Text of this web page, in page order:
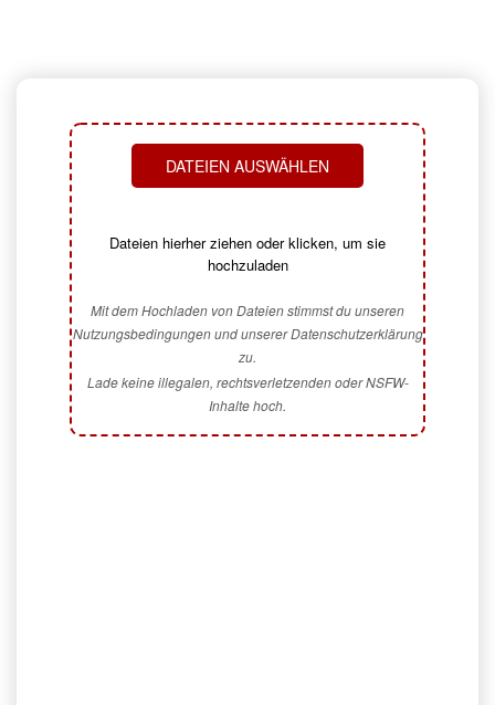
DATEIEN AUSWÄHLEN
Dateien hierher ziehen oder klicken, um sie
hochzuladen
Mit dem Hochladen von Dateien stimmst du unseren
Nutzungsbedingungen und unserer Datenschutzerklärung
zu.
Lade keine illegalen, rechtsverletzenden oder NSFW-
Inhalte hoch.